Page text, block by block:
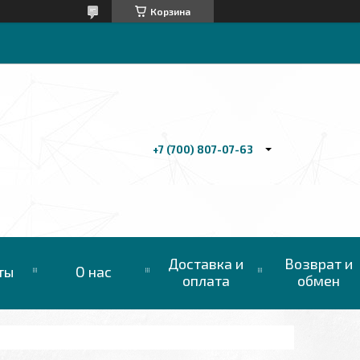
Корзина
+7 (700) 807-07-63
О нас
Доставка и
оплата
Возврат и
обмен